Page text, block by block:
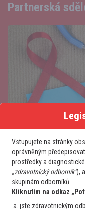
Partnerská
Mnohočetný
moderní imunoterapie
Vstupujete na stránky
oprávněným
prostředky a
„zdravotnický odborník“),
skupinám odborníků.
Kliknutím na odkaz
jste zdravotnickým